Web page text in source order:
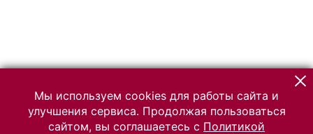
Мы используем cookies для работы сайта и
улучшения сервиса. Продолжая пользоваться
сайтом, вы соглашаетесь с Политикой